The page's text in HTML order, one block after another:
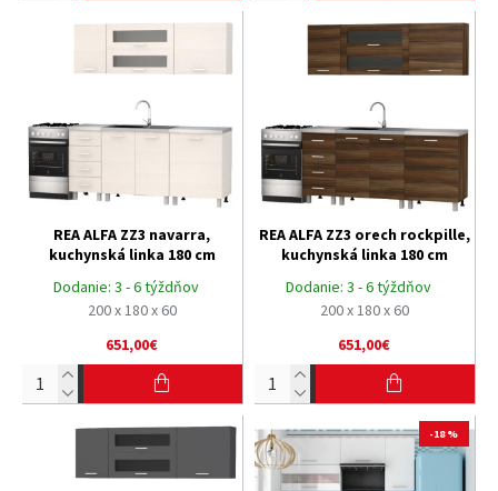
Dodanie: 3 - 6 týždňov
200 x 180 x 60
REA ALFA ZZ3 navarra,
kuchynská linka 180 cm
651,00€
Dodanie: 3 - 6 týždňov
200 x 180 x 60
REA ALFA ZZ3 orech rockpille,
kuchynská linka 180 cm
651,00€
-18 %